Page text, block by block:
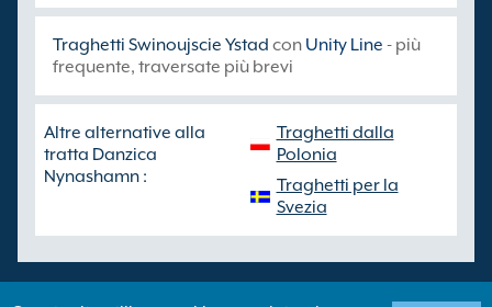
Traghetti Swinoujscie Ystad con Unity Line - più
frequente, traversate più brevi
Altre alternative alla
tratta Danzica
Nynashamn :
Traghetti dalla
Polonia
Traghetti per la
Svezia